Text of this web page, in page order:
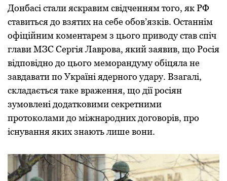
Донбасі стали яскравим свідченням того, як РФ
ставиться до взятих на себе обов’язків. Останнім
офіційним коментарем з цього приводу став спіч
глави МЗС Сергія Лаврова, який заявив, що Росія
відповідно до цього меморандуму обіцяла не
завдавати по Україні ядерного удару. Взагалі,
складається таке враження, що дії росіян
зумовлені додатковими секретними
протоколами до міжнародних договорів, про
існування яких знають лише вони.